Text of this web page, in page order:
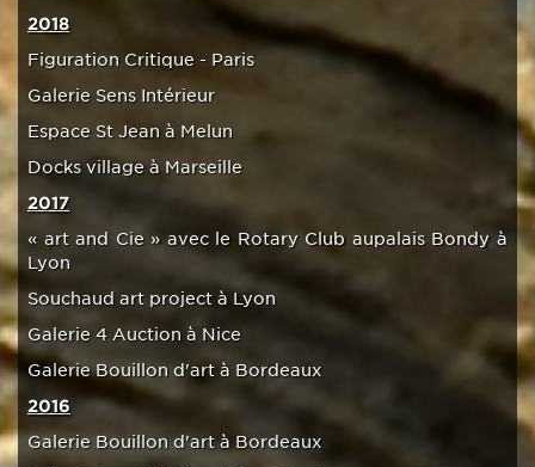
2018
Figuration Critique - Paris
Galerie Sens Intérieur
Espace St Jean à Melun
Docks village à Marseille
2017
« art and Cie » avec le Rotary Club aupalais Bondy à
Lyon
Souchaud art project à Lyon
Galerie 4 Auction à Nice
Galerie Bouillon d'art à Bordeaux
2016
Galerie Bouillon d'art à Bordeaux